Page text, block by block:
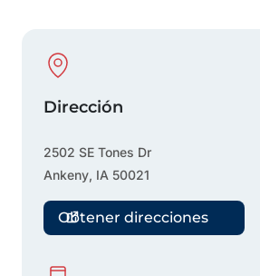
Physical Location
Dirección
2502 SE Tones Dr
Ankeny, IA 50021
Obtener direcciones